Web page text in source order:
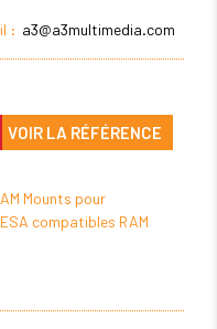
: a3@a3multimedia.com
VOIR LA RÉFÉRENCE
Mounts pour
compatibles RAM